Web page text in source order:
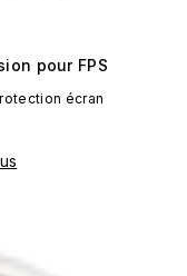
pour FPS
écran